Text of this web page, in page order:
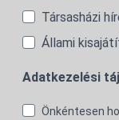
Társasházi
Állami
Adatkezelési
Önkéntesen